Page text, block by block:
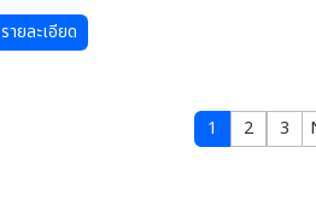
รายละเอียด
1 2 3